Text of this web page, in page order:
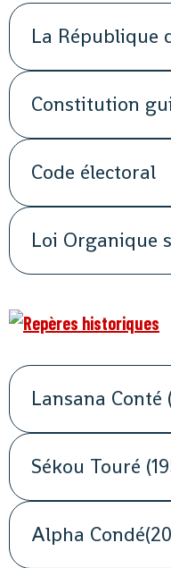
La République
Constitution
Code électoral
Loi Organique
Lansana Conté
Sékou Touré
Alpha